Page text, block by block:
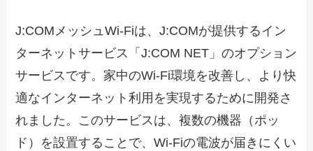
J:COMメッシュWi-Fiは、J:COMが提供するイン
ターネットサービス「J:COM NET」のオプション
サービスです。家中のWi-Fi環境を改善し、より快
適なインターネット利用を実現するために開発さ
れました。このサービスは、複数の機器（ポッ
ド）を設置することで、Wi-Fiの電波が届きにくい